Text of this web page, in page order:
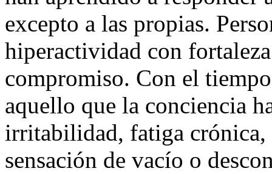
excepto a las propias.
hiperactividad con
compromiso. Con el
aquello que la conciencia
irritabilidad, fatiga crónica,
sensación de vacío o